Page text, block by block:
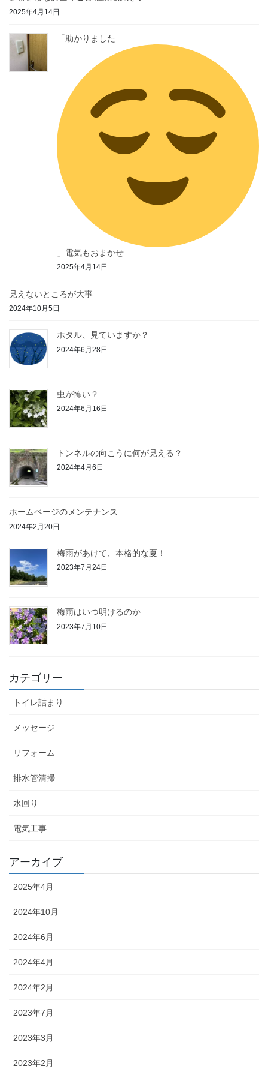
2025年4月14日
「助かりました
」電気もおまかせ
2025年4月14日
見えないところが大事
2024年10月5日
ホタル、見ていますか？
2024年6月28日
虫が怖い？
2024年6月16日
トンネルの向こうに何が見える？
2024年4月6日
ホームページのメンテナンス
2024年2月20日
梅雨があけて、本格的な夏！
2023年7月24日
梅雨はいつ明けるのか
2023年7月10日
カテゴリー
トイレ詰まり
メッセージ
リフォーム
排水管清掃
水回り
電気工事
アーカイブ
2025年4月
2024年10月
2024年6月
2024年4月
2024年2月
2023年7月
2023年3月
2023年2月